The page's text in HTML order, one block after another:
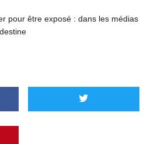
pour être exposé : dans les médias